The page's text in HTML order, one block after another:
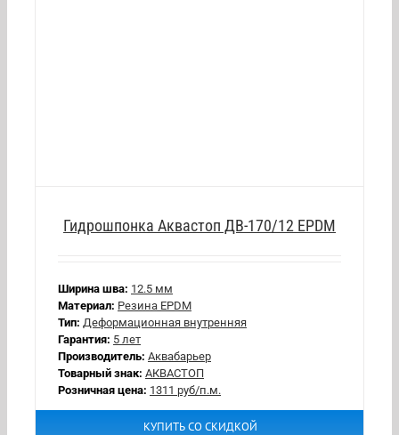
Гидрошпонка Аквастоп ДВ-170/12 EPDM
Ширина шва: 12.5 мм
Материал: Резина EPDM
Тип: Деформационная внутренняя
Гарантия: 5 лет
Производитель: Аквабарьер
Товарный знак: АКВАСТОП
Розничная цена: 1311 руб/п.м.
КУПИТЬ СО СКИДКОЙ